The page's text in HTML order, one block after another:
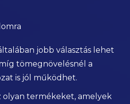
jobb választás lehet
tömegnövelésnél a
is jól működhet.
olyan termékeket, amelyek